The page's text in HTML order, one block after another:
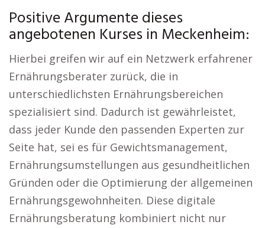
Positive Argumente dieses
angebotenen Kurses in Meckenheim:
Hierbei greifen wir auf ein Netzwerk erfahrener
Ernährungsberater zurück, die in
unterschiedlichsten Ernährungsbereichen
spezialisiert sind. Dadurch ist gewährleistet,
dass jeder Kunde den passenden Experten zur
Seite hat, sei es für Gewichtsmanagement,
Ernährungsumstellungen aus gesundheitlichen
Gründen oder die Optimierung der allgemeinen
Ernährungsgewohnheiten. Diese digitale
Ernährungsberatung kombiniert nicht nur